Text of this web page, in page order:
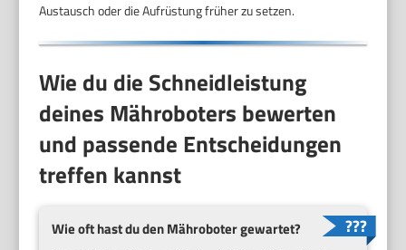
Austausch oder die Aufrüstung früher zu setzen.
Wie du die Schneidleistung
deines Mähroboters bewerten
und passende Entscheidungen
treffen kannst
Wie oft hast du den Mähroboter gewartet?